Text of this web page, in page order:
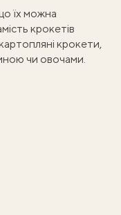
їх можна
крокетів
крокети,
чи овочами.